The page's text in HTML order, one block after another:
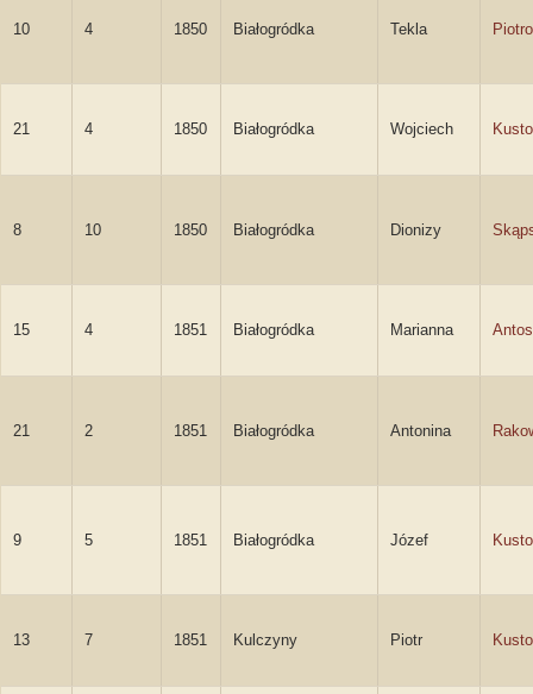
10 4 1850 Białogródka Tekla
21 4 1850 Białogródka Wojciech
8 10 1850 Białogródka Dionizy
15 4 1851 Białogródka Marianna
21 2 1851 Białogródka Antonina
9 5 1851 Białogródka Józef
13 7 1851 Kulczyny Piotr